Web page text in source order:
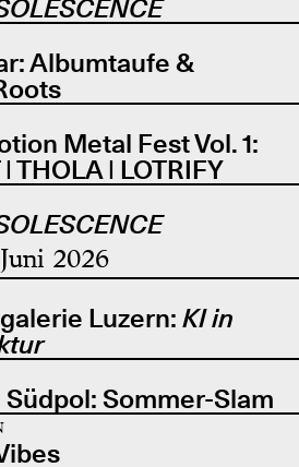
Albumtaufe &
Metal Fest Vol. 1:
THOLA | LOTRIFY
Juni 2026
Luzern: KI in
Sommer-Slam